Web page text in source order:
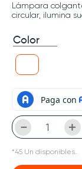
Lámpara
circular, ilumina
Color
＋
－
*45 Un disponibles.